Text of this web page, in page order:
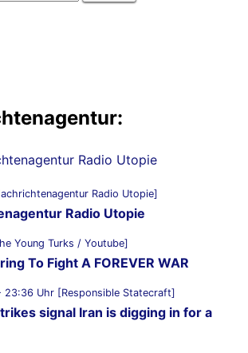
Radio Utopie
Radio Utopie]
Radio Utopie
Young Turks / Youtube]
To Fight A FOREVER WAR
Uhr [Responsible Statecraft]
signal Iran is digging in for a